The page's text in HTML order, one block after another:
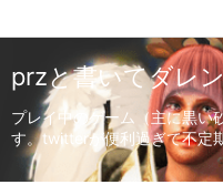
przと書いてダレ
プレイ中のゲーム（主に黒い
す。twitterが便利過ぎて不定